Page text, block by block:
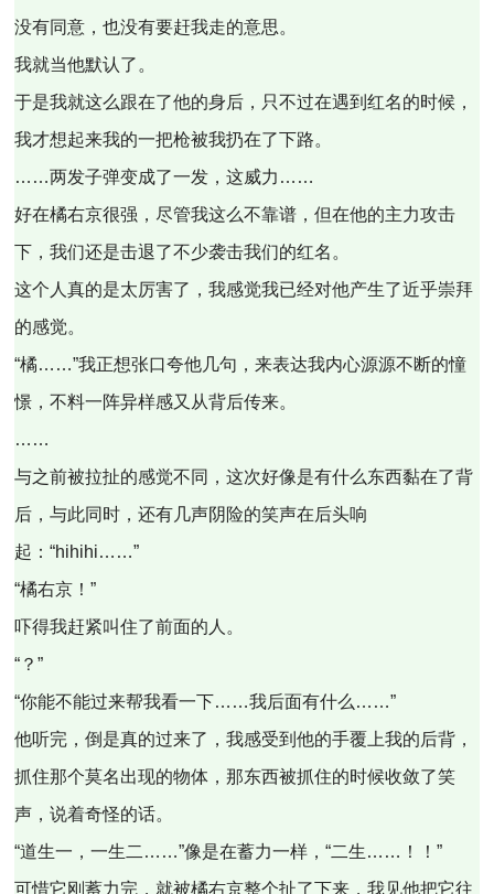
没有同意，也没有要赶我走的意思。
我就当他默认了。
于是我就这么跟在了他的身后，只不过在遇到红名的时候，
我才想起来我的一把枪被我扔在了下路。
……两发子弹变成了一发，这威力……
好在橘右京很强，尽管我这么不靠谱，但在他的主力攻击
下，我们还是击退了不少袭击我们的红名。
这个人真的是太厉害了，我感觉我已经对他产生了近乎崇拜
的感觉。
“橘……”我正想张口夸他几句，来表达我内心源源不断的憧
憬，不料一阵异样感又从背后传来。
……
与之前被拉扯的感觉不同，这次好像是有什么东西黏在了背
后，与此同时，还有几声阴险的笑声在后头响
起：“hihihi……”
“橘右京！”
吓得我赶紧叫住了前面的人。
“？”
“你能不能过来帮我看一下……我后面有什么……”
他听完，倒是真的过来了，我感受到他的手覆上我的后背，
抓住那个莫名出现的物体，那东西被抓住的时候收敛了笑
声，说着奇怪的话。
“道生一，一生二……”像是在蓄力一样，“二生……！！”
可惜它刚蓄力完，就被橘右京整个扯了下来，我见他把它往